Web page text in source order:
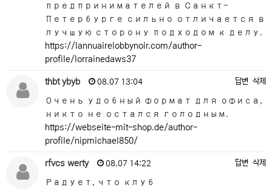
предпринимателей в Санкт-
Петербурге сильно отличается в
лучшую сторону подходом к делу.
https://lannuairelobbynoir.com/author-
profile/lorrainedaws37
thbt ybyb 08.07 13:04 답변 삭제
Очень удобный формат для офиса,
никто не остался голодным.
https://webseite-mit-shop.de/author-
profile/nipmichael850/
rfvcs werty 08.07 14:22 답변 삭제
Радует, что клуб